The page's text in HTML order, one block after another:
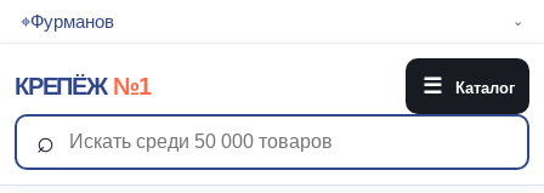
⌖Фурманов ⌄
КРЕПЁЖ №1 ☰ Каталог
⌕